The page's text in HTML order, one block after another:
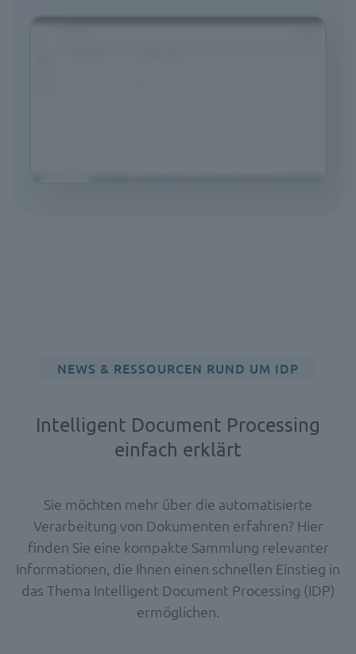
NEWS & RESSOURCEN RUND UM IDP
Intelligent Document Processing
einfach erklärt
Sie möchten mehr über die automatisierte
Verarbeitung von Dokumenten erfahren? Hier
finden Sie eine kompakte Sammlung relevanter
Informationen, die Ihnen einen schnellen Einstieg in
das Thema Intelligent Document Processing (IDP)
ermöglichen.